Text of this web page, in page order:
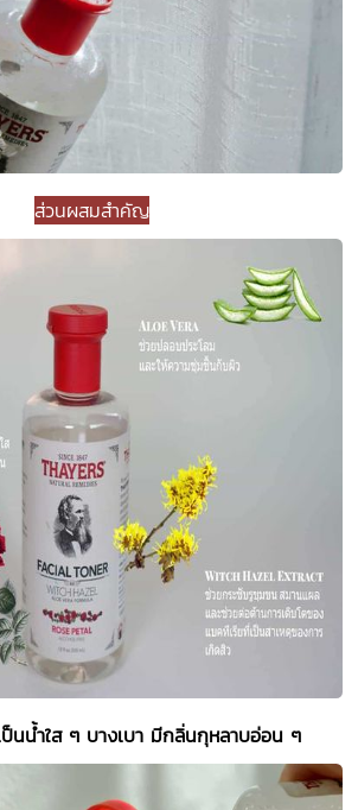
ส่วนผสมสำคัญ
นน้ำใส ๆ บางเบา มีกลิ่นกุหลาบอ่อน ๆ